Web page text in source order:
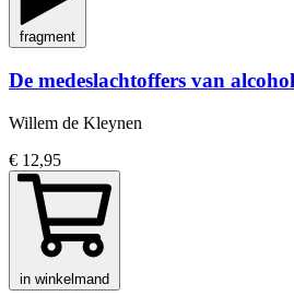
fragment
De medeslachtoffers van alcohol
Willem de Kleynen
€ 12,95
in winkelmand